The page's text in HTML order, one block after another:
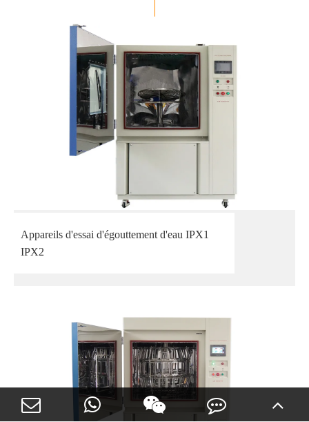
Appareils d'essai d'égouttement d'eau IPX1
IPX2